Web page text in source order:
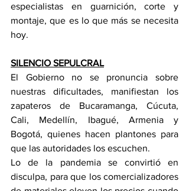
especialistas en guarnición, corte y
montaje, que es lo que más se necesita
hoy.
SILENCIO SEPULCRAL
El Gobierno no se pronuncia sobre
nuestras dificultades, manifiestan los
zapateros de Bucaramanga, Cúcuta,
Cali, Medellín, Ibagué, Armenia y
Bogotá, quienes hacen plantones para
que las autoridades los escuchen.
Lo de la pandemia se convirtió en
disculpa, para que los comercializadores